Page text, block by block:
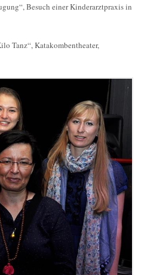
Besuch einer Kinderarztpraxis in
Tanz“, Katakombentheater,